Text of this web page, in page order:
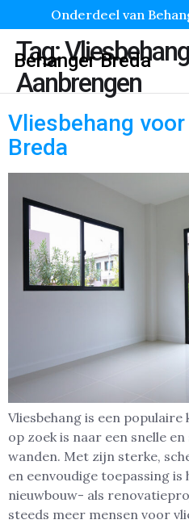
Onderdeel van
Behanger Breda
Tag:
Aanbrengen
Vliesbehang
Breda
Vliesbehang is een
op zoek is naar een snelle
wanden. Met zijn sterke,
en eenvoudige toepassing
nieuwbouw- als
steeds meer mensen voor